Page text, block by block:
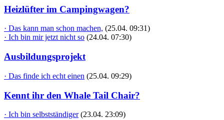
Heizlüfter im Campingwagen?
· Das kann man schon machen, (25.04. 09:31)
· Ich bin mir jetzt nicht so (24.04. 07:30)
Ausbildungsprojekt
· Das finde ich echt einen (25.04. 09:29)
Kennt ihr den Whale Tail Chair?
· Ich bin selbstständiger (23.04. 23:09)